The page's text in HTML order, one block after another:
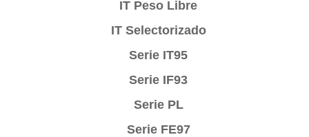
IT Peso Libre
IT Selectorizado
Serie IT95
Serie IF93
Serie PL
Serie FE97